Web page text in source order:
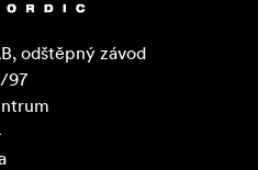
odštěpný závod
97